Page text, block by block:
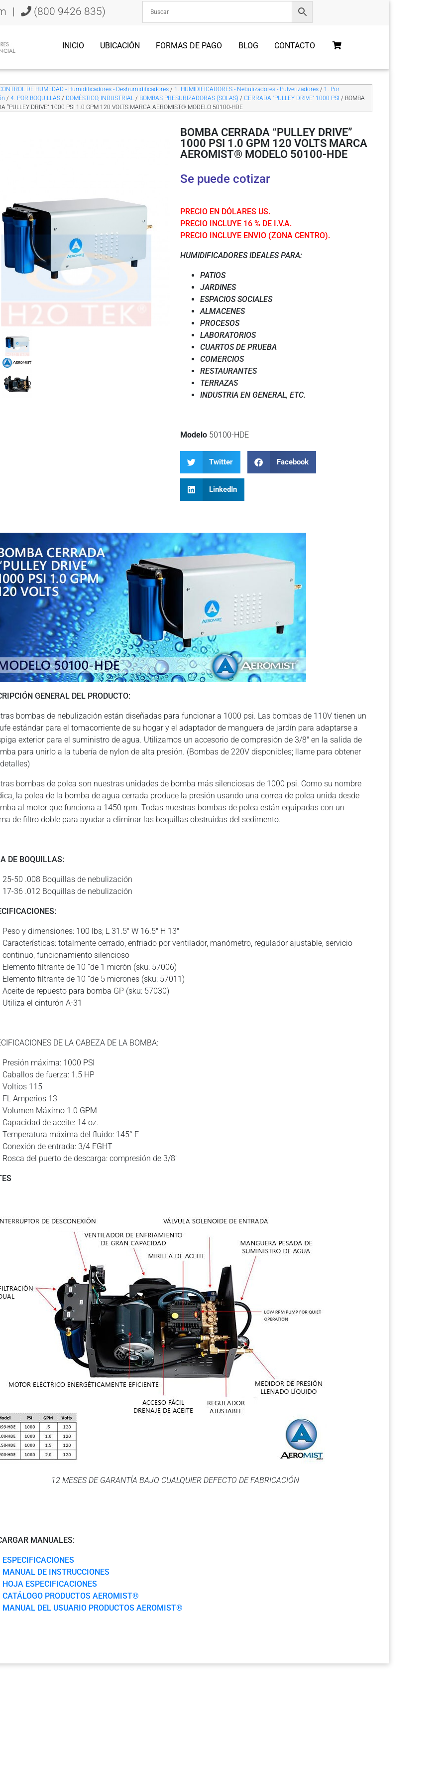
| (800 9426 835)
INICIO UBICACIÓN FORMAS DE PAGO BLOG CONTACTO
DE HUMEDAD - Humidificadores - Deshumidificadores / 1. HUMIDIFICADORES - Nebulizadores - Pulverizadores / 1. Por
/4. POR BOQUILLAS / DOMÉSTICO, INDUSTRIAL / BOMBAS PRESURIZADORAS (SOLAS) /CERRADA "PULLEY DRIVE" 1000 PSI / BOMBA
“PULLEY DRIVE” 1000 PSI 1.0 GPM 120 VOLTS MARCA AEROMIST® MODELO 50100-HDE
BOMBA CERRADA “PULLEY DRIVE”
1000 PSI 1.0 GPM 120 VOLTS MARCA
AEROMIST® MODELO 50100-HDE
Se puede cotizar
PRECIO EN DÓLARES US.
PRECIO INCLUYE 16 % DE I.V.A.
PRECIO INCLUYE ENVIO (ZONA CENTRO).
HUMIDIFICADORES IDEALES PARA:
PATIOS
JARDINES
ESPACIOS SOCIALES
ALMACENES
PROCESOS
LABORATORIOS
CUARTOS DE PRUEBA
COMERCIOS
RESTAURANTES
TERRAZAS
INDUSTRIA EN GENERAL, ETC.
Modelo 50100-HDE
Twitter Facebook
LinkedIn
GENERAL DEL PRODUCTO:
bombas de nebulización están diseñadas para funcionar a 1000 psi. Las bombas de 110V tienen un
estándar para el tomacorriente de su hogar y el adaptador de manguera de jardín para adaptarse a
exterior para el suministro de agua. Utilizamos un accesorio de compresión de 3/8″ en la salida de
para unirlo a la tubería de nylon de alta presión. (Bombas de 220V disponibles; llame para obtener
bombas de polea son nuestras unidades de bomba más silenciosas de 1000 psi. Como su nombre
la polea de la bomba de agua cerrada produce la presión usando una correa de polea unida desde
al motor que funciona a 1450 rpm. Todas nuestras bombas de polea están equipadas con un
de filtro doble para ayudar a eliminar las boquillas obstruidas del sedimento.
DE BOQUILLAS:
25-50 .008 Boquillas de nebulización
17-36 .012 Boquillas de nebulización
Peso y dimensiones: 100 lbs; L 31.5″ W 16.5″ H 13″
Características: totalmente cerrado, enfriado por ventilador, manómetro, regulador ajustable, servicio
continuo, funcionamiento silencioso
Elemento filtrante de 10 “de 1 micrón (sku: 57006)
Elemento filtrante de 10 “de 5 micrones (sku: 57011)
Aceite de repuesto para bomba GP (sku: 57030)
Utiliza el cinturón A-31
DE LA CABEZA DE LA BOMBA:
Presión máxima: 1000 PSI
Caballos de fuerza: 1.5 HP
Voltios 115
FL Amperios 13
Volumen Máximo 1.0 GPM
Capacidad de aceite: 14 oz.
Temperatura máxima del fluido: 145° F
Conexión de entrada: 3/4 FGHT
Rosca del puerto de descarga: compresión de 3/8″
12 MESES DE GARANTÍA BAJO CUALQUIER DEFECTO DE FABRICACIÓN
MANUALES:
ESPECIFICACIONES
MANUAL DE INSTRUCCIONES
HOJA ESPECIFICACIONES
CATÁLOGO PRODUCTOS AEROMIST®
MANUAL DEL USUARIO PRODUCTOS AEROMIST®